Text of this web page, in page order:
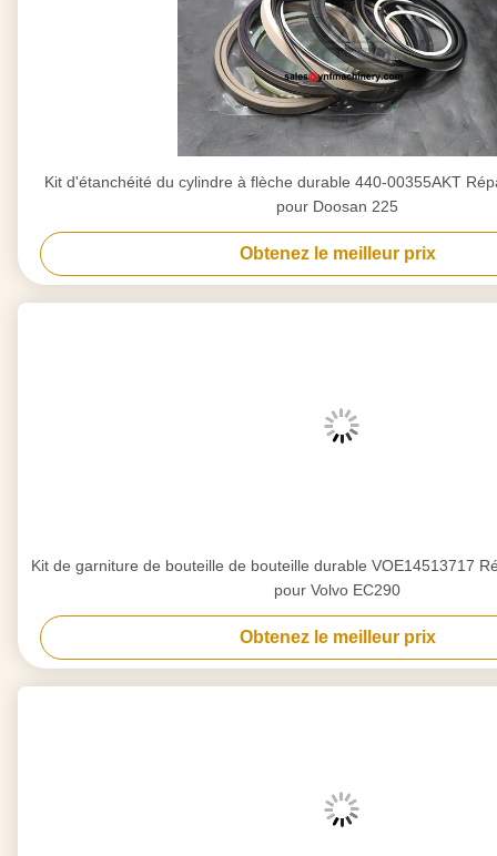
Kit d'étanchéité du cylindre à flèche durable 440-00355AKT
pour Doosan 225
Obtenez le meilleur prix
Kit de garniture de bouteille de bouteille durable VOE14513717
pour Volvo EC290
Obtenez le meilleur prix